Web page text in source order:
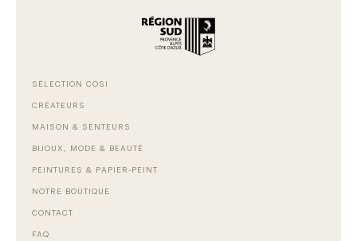
SÉLECTION COSI
CRÉATEURS
MAISON & SENTEURS
BIJOUX, MODE & BEAUTÉ
PEINTURES & PAPIER-PEINT
NOTRE BOUTIQUE
CONTACT
FAQ